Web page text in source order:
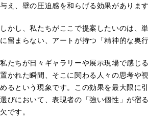
与え、壁の圧迫感を和らげる効果があります
しかし、私たちがここで提案したいのは、
に留まらない、アートが持つ「精神的な奥
私たちが日々ギャラリーや展示現場で感じ
置かれた瞬間、そこに関わる人々の思考や
めるという現象です。この効果を最大限に
選びにおいて、表現者の「強い個性」が宿
欠です。